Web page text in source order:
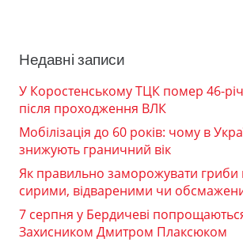
Недавні записи
У Коростенському ТЦК помер 46-
після проходження ВЛК
Мобілізація до 60 років: чому в
знижують граничний вік
Як правильно заморожувати
сирими, відвареними чи
7 серпня у Бердичеві
Захисником Дмитром Плаксюком